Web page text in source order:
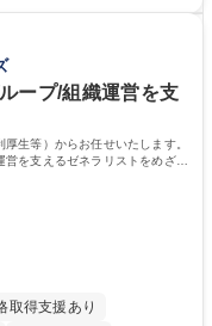
験可
ポート、改善の動きも期
ームに貢献し、結果的に
平均19:30の退勤以降の業
働き方となります。 学
資格：
ープ/組織運営を支
生等）からお任せいたします。
を支えるゼネラリストをめざせ
取得支援あり